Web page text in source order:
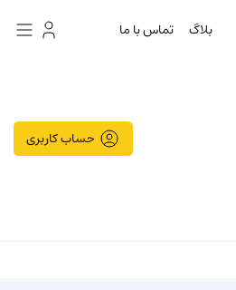
بلاگ تماس با ما
حساب کاربری